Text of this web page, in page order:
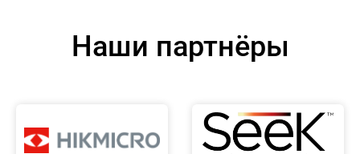
Наши партнёры